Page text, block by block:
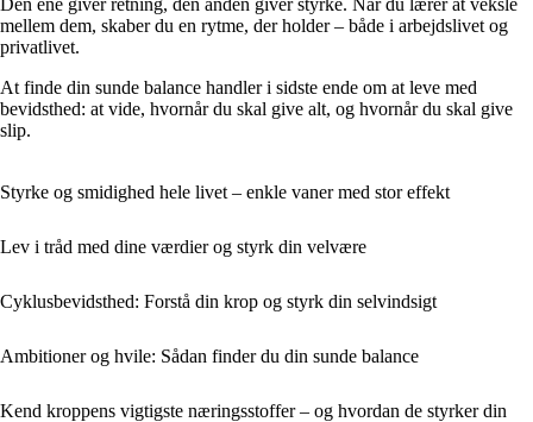
mellem dem, skaber du en rytme, der holder – både i arbejdslivet og
privatlivet.
At finde din sunde balance handler i sidste ende om at leve med
bevidsthed: at vide, hvornår du skal give alt, og hvornår du skal give
slip.
Styrke og smidighed hele livet – enkle vaner med stor effekt
Lev i tråd med dine værdier og styrk din velvære
Cyklusbevidsthed: Forstå din krop og styrk din selvindsigt
Ambitioner og hvile: Sådan finder du din sunde balance
Kend kroppens vigtigste næringsstoffer – og hvordan de styrker din